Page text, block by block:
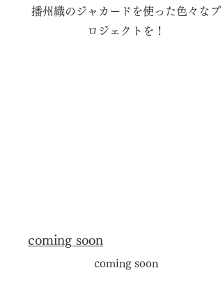
播州織のジャカードを使った色々なプ
ロジェクトを！
coming soon
coming soon